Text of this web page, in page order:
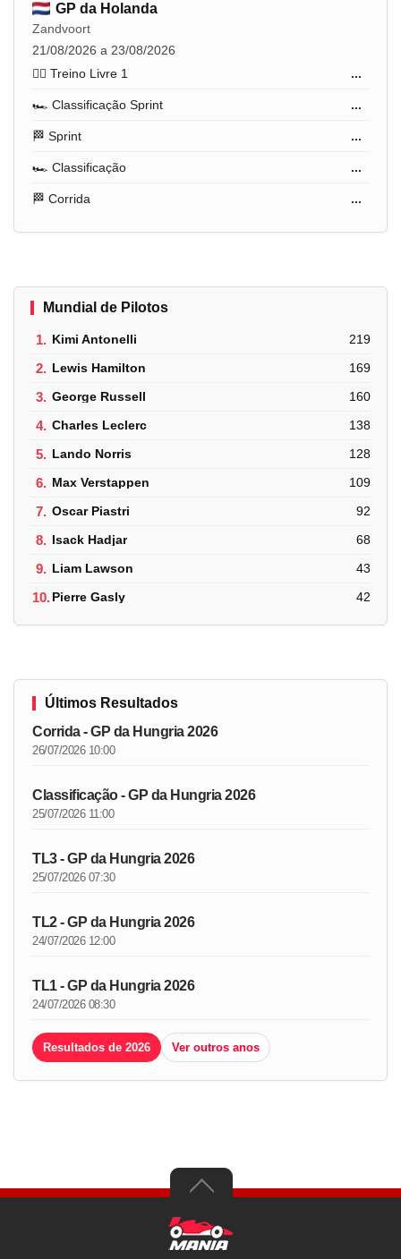
GP da Holanda
Zandvoort
21/08/2026 a 23/08/2026
🏋️‍♂️ Treino Livre 1
...
🏎️ Classificação Sprint ...
🏁 Sprint ...
🏎️ Classificação ...
🏁 Corrida ...
Mundial de Pilotos
1. Kimi Antonelli 219
2. Lewis Hamilton 169
3. George Russell 160
4. Charles Leclerc 138
5. Lando Norris 128
6. Max Verstappen 109
7. Oscar Piastri 92
8. Isack Hadjar 68
9. Liam Lawson 43
10.Pierre Gasly 42
Últimos Resultados
Corrida - GP da Hungria 2026
26/07/2026 10:00
Classificação - GP da Hungria 2026
25/07/2026 11:00
TL3 - GP da Hungria 2026
25/07/2026 07:30
TL2 - GP da Hungria 2026
24/07/2026 12:00
TL1 - GP da Hungria 2026
24/07/2026 08:30
Resultados de 2026 Ver outros anos